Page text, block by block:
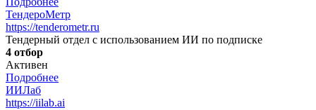
ТендероМетр
https://tenderometr.ru
Тендерный отдел с использованием ИИ по подписке
4 отбор
Активен
Подробнее
ИИЛаб
https://iilab.ai